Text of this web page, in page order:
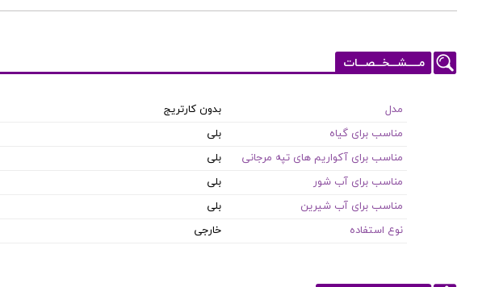
مـــــشـــخـــصـــات
مدل بدون کارتریج
مناسب برای گیاه
بلی
مناسب برای آکواریم های تپه مرجانی
بلی
مناسب برای آب شور
بلی
مناسب برای آب شیرین
بلی
نوع استفاده
خارجی